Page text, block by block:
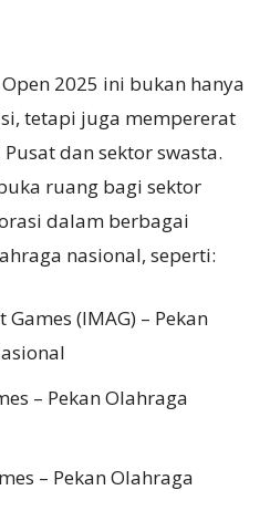
2025 ini bukan hanya
tetapi juga mempererat
dan sektor swasta.
ruang bagi sektor
dalam berbagai
nasional, seperti:
(IMAG) – Pekan
– Pekan Olahraga
– Pekan Olahraga